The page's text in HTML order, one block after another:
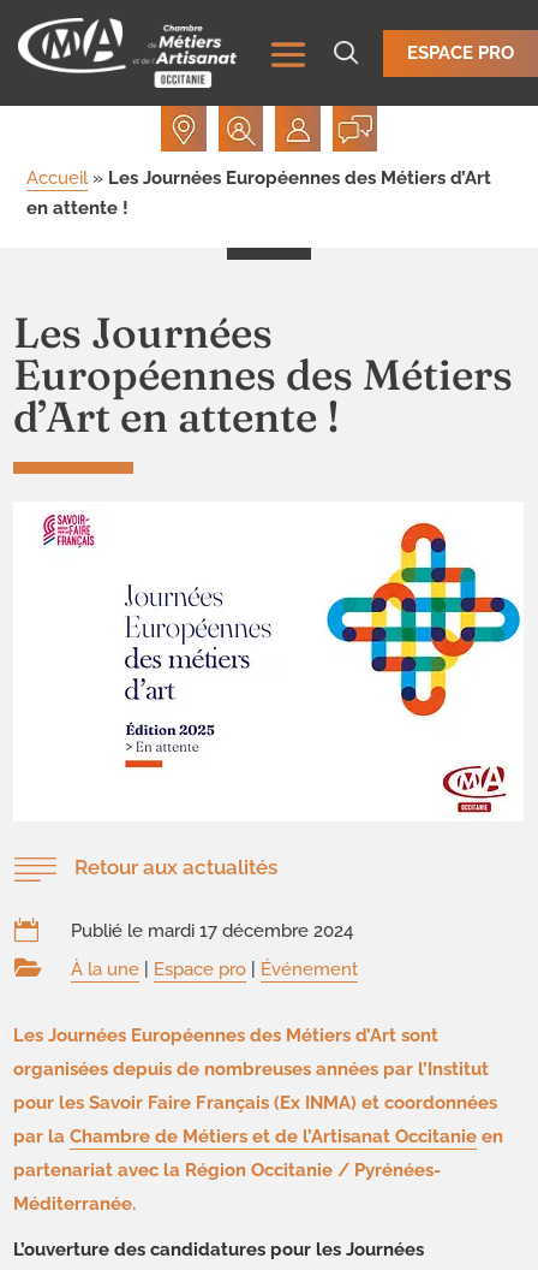
ESPACE PRO
Accueil » Les Journées Européennes des Métiers d’Art
en attente !
Les Journées
Européennes des Métiers
d’Art en attente !
Retour aux actualités
 Publié le mardi 17 décembre 2024
 À la une| Espace pro| Événement
Les Journées Européennes des Métiers d’Art sont
organisées depuis de nombreuses années par l’Institut
pour les Savoir Faire Français (Ex INMA) et coordonnées
par laChambre de Métiers et de l’Artisanat Occitanie en
partenariat avec la Région Occitanie / Pyrénées-
Méditerranée.
L’ouverture des candidatures pour les Journées